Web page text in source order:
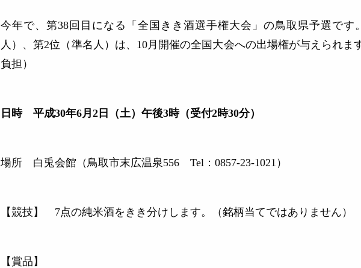
今年で、第38回目になる「全国きき酒選手権大会」の鳥取県予選です
人）、第2位（準名人）は、10月開催の全国大会への出場権が与えられま
負担）
日時 平成30年6月2日（土）午後3時（受付2時30分）
場所 白兎会館（鳥取市末広温泉556 Tel：0857-23-1021）
【競技】 7点の純米酒をきき分けします。（銘柄当てではありません）
【賞品】